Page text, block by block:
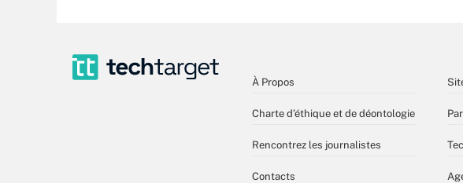
À Propos
Charte d’éthique et de déontologie
Rencontrez les journalistes
Contacts